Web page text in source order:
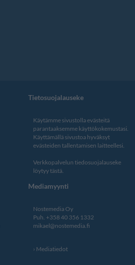
Tietosuojalauseke
Käytämme sivustolla evästeitä
parantaaksemme käyttökokemustasi.
Käyttämällä sivustoa hyväksyt
evästeiden tallentamisen laitteellesi.
Verkkopalvelun tiedosuojalauseke
löytyy tästä
Mediamyynti
Nostemedia Oy
Puh. +358 40 356 1332
mikael@nostemedia.fi
Mediatiedot